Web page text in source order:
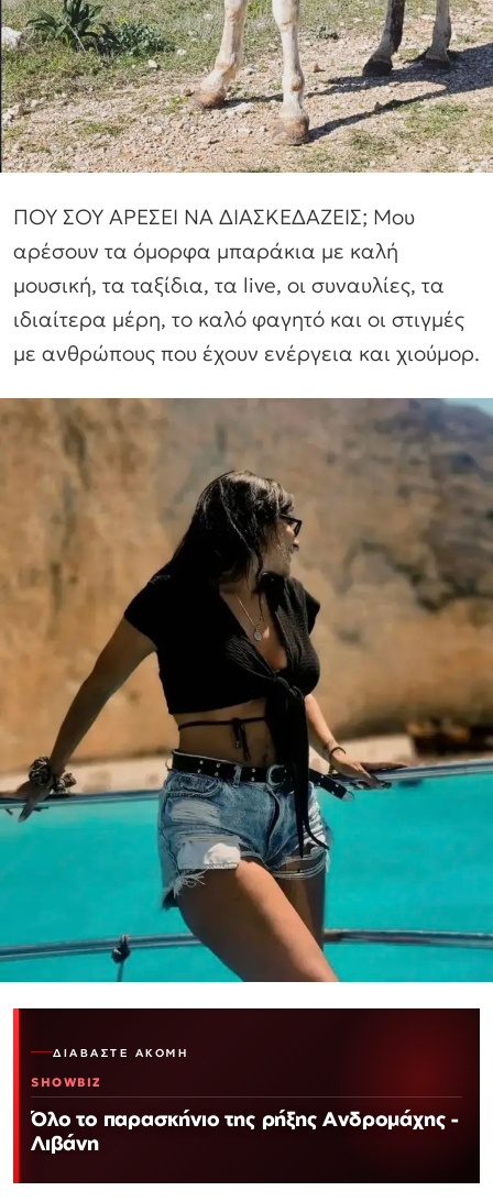
ΠΟΥ ΣΟΥ ΑΡΕΣΕΙ ΝΑ ΔΙΑΣΚΕΔΑΖΕΙΣ; Μου
αρέσουν τα όμορφα μπαράκια με καλή
μουσική, τα ταξίδια, τα live, οι συναυλίες, τα
ιδιαίτερα μέρη, το καλό φαγητό και οι στιγμές
με ανθρώπους που έχουν ενέργεια και χιούμορ.
ΔΙΑΒΆΣΤΕ ΑΚΌΜΗ
SHOWBIZ
Όλο το παρασκήνιο της ρήξης Ανδρομάχης -
Λιβάνη